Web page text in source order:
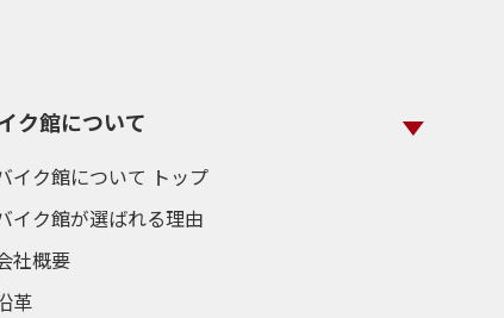
ク館について
イク館について トップ
イク館が選ばれる理由
社概要
革